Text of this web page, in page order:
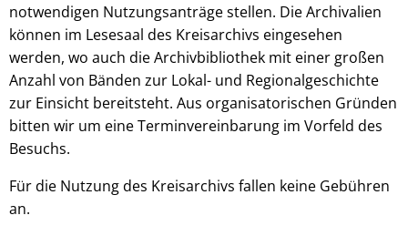
notwendigen Nutzungsanträge stellen. Die Archivalien
können im Lesesaal des Kreisarchivs eingesehen
werden, wo auch die Archivbibliothek mit einer großen
Anzahl von Bänden zur Lokal- und Regionalgeschichte
zur Einsicht bereitsteht. Aus organisatorischen Gründen
bitten wir um eine Terminvereinbarung im Vorfeld des
Besuchs.
Für die Nutzung des Kreisarchivs fallen keine Gebühren
an.